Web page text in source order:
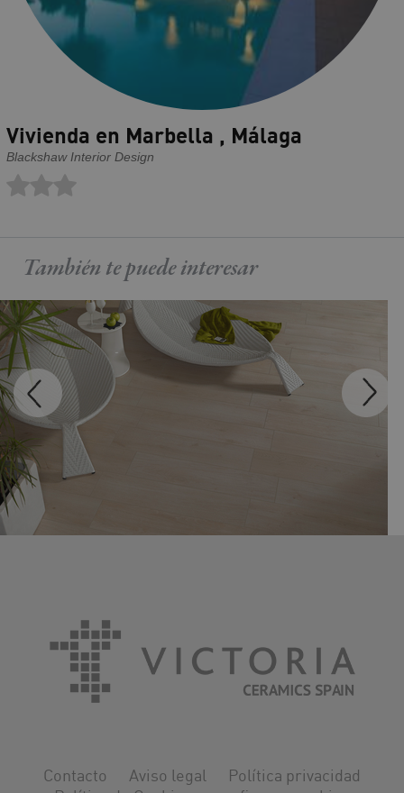
Vivienda en Marbella , Málaga
Blackshaw Interior Design
También te puedeinteresar
Contacto Aviso legal
Política privacidad